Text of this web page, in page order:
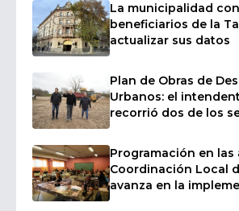
La municipalidad
beneficiarios de la
actualizar sus datos
Plan de Obras de
Urbanos: el
recorrió dos de los
Programación en las
Coordinación Local
avanza en la